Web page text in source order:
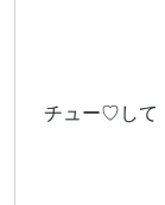
チュー♡して